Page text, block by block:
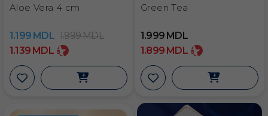
Aloe Vera 4 cm
1.199 MDL 1.999MDL
1.139 MDL
Green Tea
1.999 MDL
1.899 MDL